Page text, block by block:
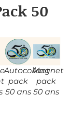
50
Autocollant
pack
50 ans
Magnet
pack
50 ans